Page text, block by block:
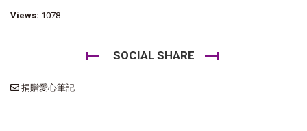
Views: 1078
SOCIAL SHARE
捐贈愛心筆記